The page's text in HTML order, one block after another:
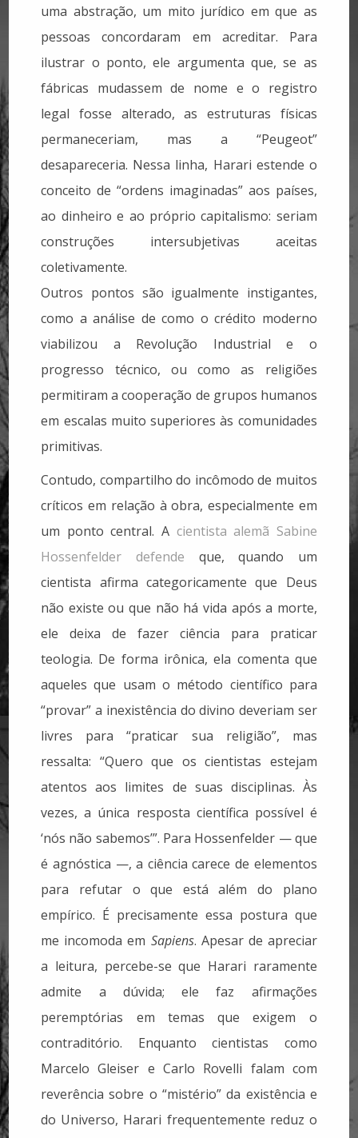
uma abstração, um mito jurídico em que as
pessoas concordaram em acreditar. Para
ilustrar o ponto, ele argumenta que, se as
fábricas mudassem de nome e o registro
legal fosse alterado, as estruturas físicas
permaneceriam, mas a “Peugeot”
desapareceria. Nessa linha, Harari estende o
conceito de “ordens imaginadas” aos países,
ao dinheiro e ao próprio capitalismo: seriam
construções intersubjetivas aceitas
coletivamente.
Outros pontos são igualmente instigantes,
como a análise de como o crédito moderno
viabilizou a Revolução Industrial e o
progresso técnico, ou como as religiões
permitiram a cooperação de grupos humanos
em escalas muito superiores às comunidades
primitivas.
Contudo, compartilho do incômodo de muitos
críticos em relação à obra, especialmente em
um ponto central. A cientista alemã Sabine
Hossenfelder defende que, quando um
cientista afirma categoricamente que Deus
não existe ou que não há vida após a morte,
ele deixa de fazer ciência para praticar
teologia. De forma irônica, ela comenta que
aqueles que usam o método científico para
“provar” a inexistência do divino deveriam ser
livres para “praticar sua religião”, mas
ressalta: “Quero que os cientistas estejam
atentos aos limites de suas disciplinas. Às
vezes, a única resposta científica possível é
‘nós não sabemos’”. Para Hossenfelder — que
é agnóstica —, a ciência carece de elementos
para refutar o que está além do plano
empírico. É precisamente essa postura que
me incomoda em Sapiens. Apesar de apreciar
a leitura, percebe-se que Harari raramente
admite a dúvida; ele faz afirmações
peremptórias em temas que exigem o
contraditório. Enquanto cientistas como
Marcelo Gleiser e Carlo Rovelli falam com
reverência sobre o “mistério” da existência e
do Universo, Harari frequentemente reduz o